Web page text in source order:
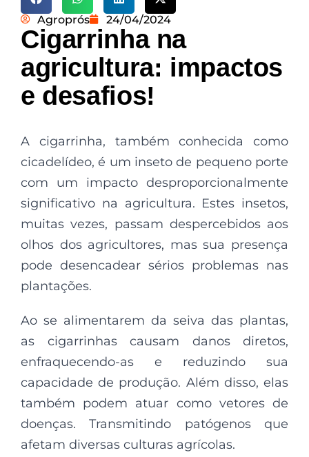
Agroprós 24/04/2024
Cigarrinha na
agricultura: impactos
e desafios!
A cigarrinha, também conhecida como
cicadelídeo, é um inseto de pequeno porte
com um impacto desproporcionalmente
significativo na agricultura. Estes insetos,
muitas vezes, passam despercebidos aos
olhos dos agricultores, mas sua presença
pode desencadear sérios problemas nas
plantações.
Ao se alimentarem da seiva das plantas,
as cigarrinhas causam danos diretos,
enfraquecendo-as e reduzindo sua
capacidade de produção. Além disso, elas
também podem atuar como vetores de
doenças. Transmitindo patógenos que
afetam diversas culturas agrícolas.